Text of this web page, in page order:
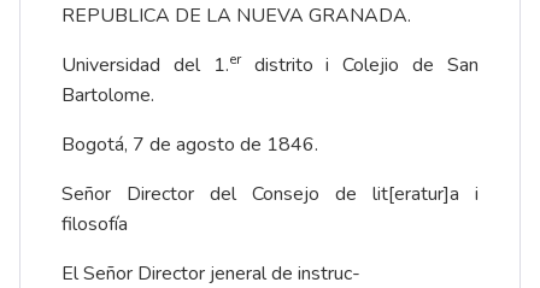
REPUBLICA DE LA NUEVA GRANADA.
Universidad del 1.erdistrito i Colejio de San
Bartolome.
Bogotá, 7 de agosto de 1846.
Señor Director del Consejo de lit[eratur]a i
filosofía
El Señor Director jeneral de instruc-